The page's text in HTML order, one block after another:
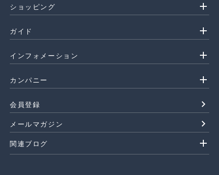
ショッピング add
ガイド add
インフォメーション add
カンパニー add
会員登録 navigate_next
メールマガジン navigate_next
関連ブログ add